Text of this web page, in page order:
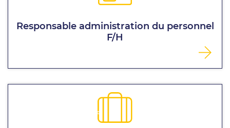
Responsable administration du personnel
F/H